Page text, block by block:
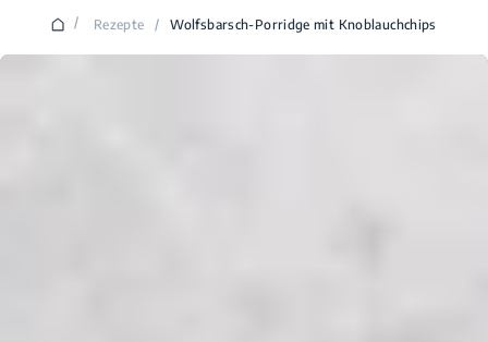
/ Rezepte / Wolfsbarsch-Porridge mit Knoblauchchips